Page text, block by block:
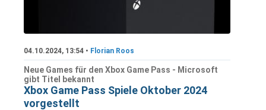
04.10.2024, 13:54 • Florian Roos
Neue Games für den Xbox Game Pass - Microsoft
gibt Titel bekannt
Xbox Game Pass Spiele Oktober 2024
vorgestellt